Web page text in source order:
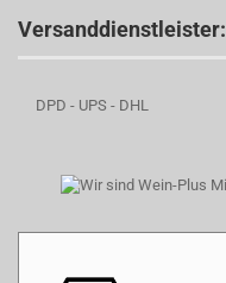
Versanddienstleister:
DPD - UPS - DHL